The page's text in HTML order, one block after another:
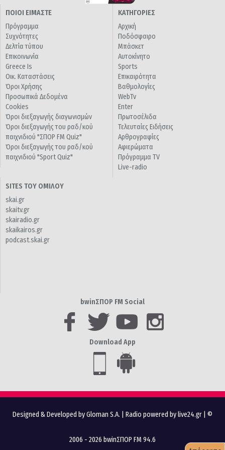
ΠΟΙΟΙ ΕΙΜΑΣΤΕ
Πρόγραμμα
Συχνότητες
Δελτία τύπου
Επικοινωνία
Greece Is
Οικ. Καταστάσεις
Όροι Χρήσης
Προσωπικά Δεδομένα
Cookies
Όροι διεξαγωγής διαγωνισμών
Όροι διεξαγωγής του ραδ/κού
παιχνιδιού "ΣΠΟΡ FM Quiz"
Όροι διεξαγωγής του ραδ/κού
παιχνιδιού "Sport Quiz"
ΚΑΤΗΓΟΡΙΕΣ
Αρχική
Ποδόσφαιρο
Μπάσκετ
Αυτοκίνητο
Sports
Επικαιρότητα
Βαθμολογίες
WebTv
Enter
Πρωτοσέλιδα
Τελευταίες Ειδήσεις
Αρθρογραφίες
Αφιερώματα
Πρόγραμμα TV
Live-radio
SITES ΤΟΥ ΟΜΙΛΟΥ
skai.gr
skaitv.gr
skairadio.gr
skaikairos.gr
podcast.skai.gr
bwinΣΠΟΡ FM Social
Download App
Designed & Developed by Gloman S.A. Radio powered by live24.gr | ©
2006 - 2026 bwinΣΠΟΡ FM 94.6